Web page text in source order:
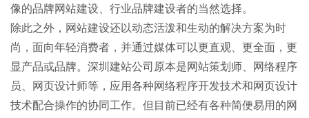
像的品牌网站建设、行业品牌建设者的当然选择。
除此之外，网站建设还以动态活泼和生动的解决方案为时
尚，面向年轻消费者，并通过媒体可以更直观、更全面，更
显产品或品牌。深圳建站公司原本是网站策划师、网络程序
员、
网页设计师等，应用各种网络程序开发技术和网页设计
技术配合操作的协同工作。但目前已经有各种简便易用的网